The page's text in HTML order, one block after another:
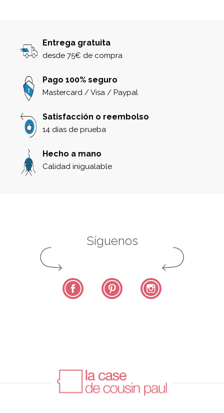
Entrega gratuita
desde 75€ de compra
Pago 100% seguro
Mastercard / Visa / Paypal
Satisfacción o reembolso
14 días de prueba
Hecho a mano
Calidad inigualable
Síguenos
Facebook Pinterest